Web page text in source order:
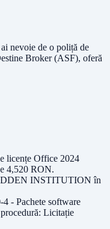
nevoie de o poliță de
Broker (ASF), oferă
licențe Office 2024
4,520 RON.
INSTITUTION în
4 - Pachete software
Licitație